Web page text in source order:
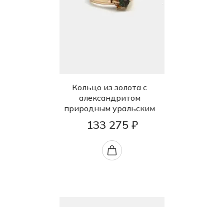
Кольцо из золота с
александритом
природным уральским
133 275 ₽